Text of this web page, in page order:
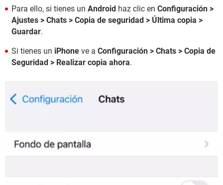
Para ello, si tienes un Android haz clic en Configuración >
Ajustes > Chats > Copia de seguridad > Última copia >
Guardar.
Si tienes un iPhone ve a Configuración > Chats > Copia de
Seguridad > Realizar copia ahora.